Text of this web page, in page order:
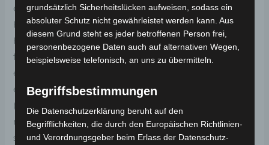
eine beeindruckende Reichweite von 50-60 km. Das
E-CAR V-MAX 40 erreicht spielend eine
Höchstgeschwindigkeit von 45 km/h, ideal für den
flotten Stadtverkehr. Mit Scheibenbremsen,
erstklassigen Reifen und Aluminiumfelgen garantiert
es Sicherheit und Komfort. Seine kompakten Maße
(Länge: 2200 mm, Breite: 1090 mm, Höhe: 1620 mm)
machen es zum optimalen Fahrzeug für den
städtischen Raum. Erleben Sie emissionsfreie
grundsätzlich Sicherheitslücken aufweisen, sodass ein
absoluter Schutz nicht gewährleistet werden kann. Aus
diesem Grund steht es jeder betroffenen Person frei,
personenbezogene Daten auch auf alternativen Wegen,
beispielsweise telefonisch, an uns zu übermitteln.
Begriffsbestimmungen
Die Datenschutzerklärung beruht auf den
Begrifflichkeiten, die durch den Europäischen Richtlinien-
und Verordnungsgeber beim Erlass der Datenschutz-